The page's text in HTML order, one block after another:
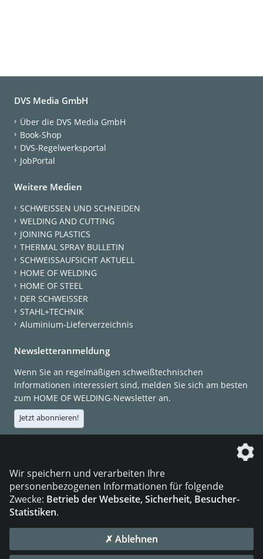
DVS Media GmbH
Über die DVS Media GmbH
Book-Shop
DVS-Regelwerksportal
JobPortal
Weitere Medien
SCHWEISSEN UND SCHNEIDEN
WELDING AND CUTTING
JOINING PLASTICS
THERMAL SPRAY BULLETIN
SCHWEISSAUFSICHT AKTUELL
HOME OF WELDING
HOME OF STEEL
DER SCHWEISSER
STAHL+TECHNIK
Aluminium-Lieferverzeichnis
Newsletteranmeldung
Wenn Sie an regelmäßigen schweißtechnischen
Informationen interessiert sind, melden Sie sich am besten
zum HOME OF WELDING-Newsletter an.
Jetzt abonnieren!
Wir speichern und verarbeiten Ihre
personenbezogenen Informationen für folgende
Zwecke: Betrieb der Webseite, Sicherheit, Besucher-
Statistiken.
✗ Ablehnen